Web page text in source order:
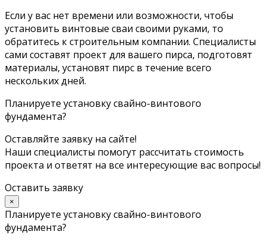
Если у вас нет времени или возможности, чтобы
установить винтовые сваи своими руками, то
обратитесь к строительным компании. Специалисты
сами составят проект для вашего пирса, подготовят
материалы, установят пирс в течение всего
нескольких дней.
Планируете установку свайно-винтового
фундамента?
Оставляйте заявку на сайте!
Наши специалисты помогут рассчитать стоимость
проекта и ответят на все интересующие вас вопросы!
Оставить заявку
×
Планируете установку свайно-винтового
фундамента?